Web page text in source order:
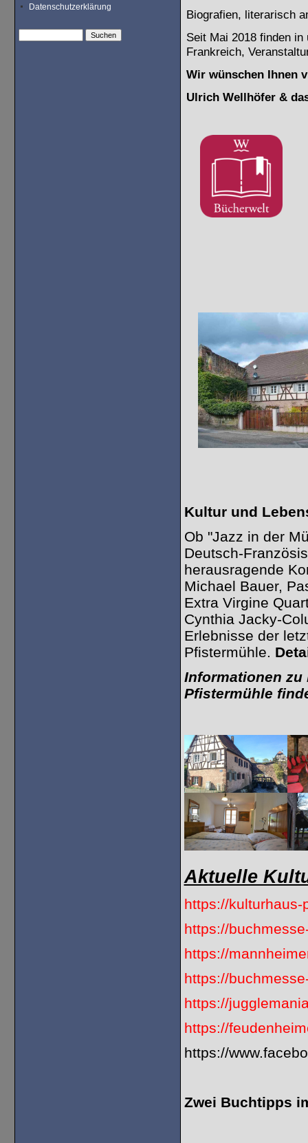
Datenschutzerklärung
Biografien, literarisch
Seit Mai 2018 finden
Frankreich,
Wir wünschen Ihnen
Ulrich Wellhöfer &
Kultur und
Ob "Jazz in der
Deutsch-
herausragende
Michael Bauer,
Extra Virgine
Cynthia Jacky-
Erlebnisse der
Pfistermühle.
Informationen zu
Pfistermühle
Aktuelle
https://kulturhaus-
https://
https://
https://
https://
https://
https://
Zwei Buchtipps